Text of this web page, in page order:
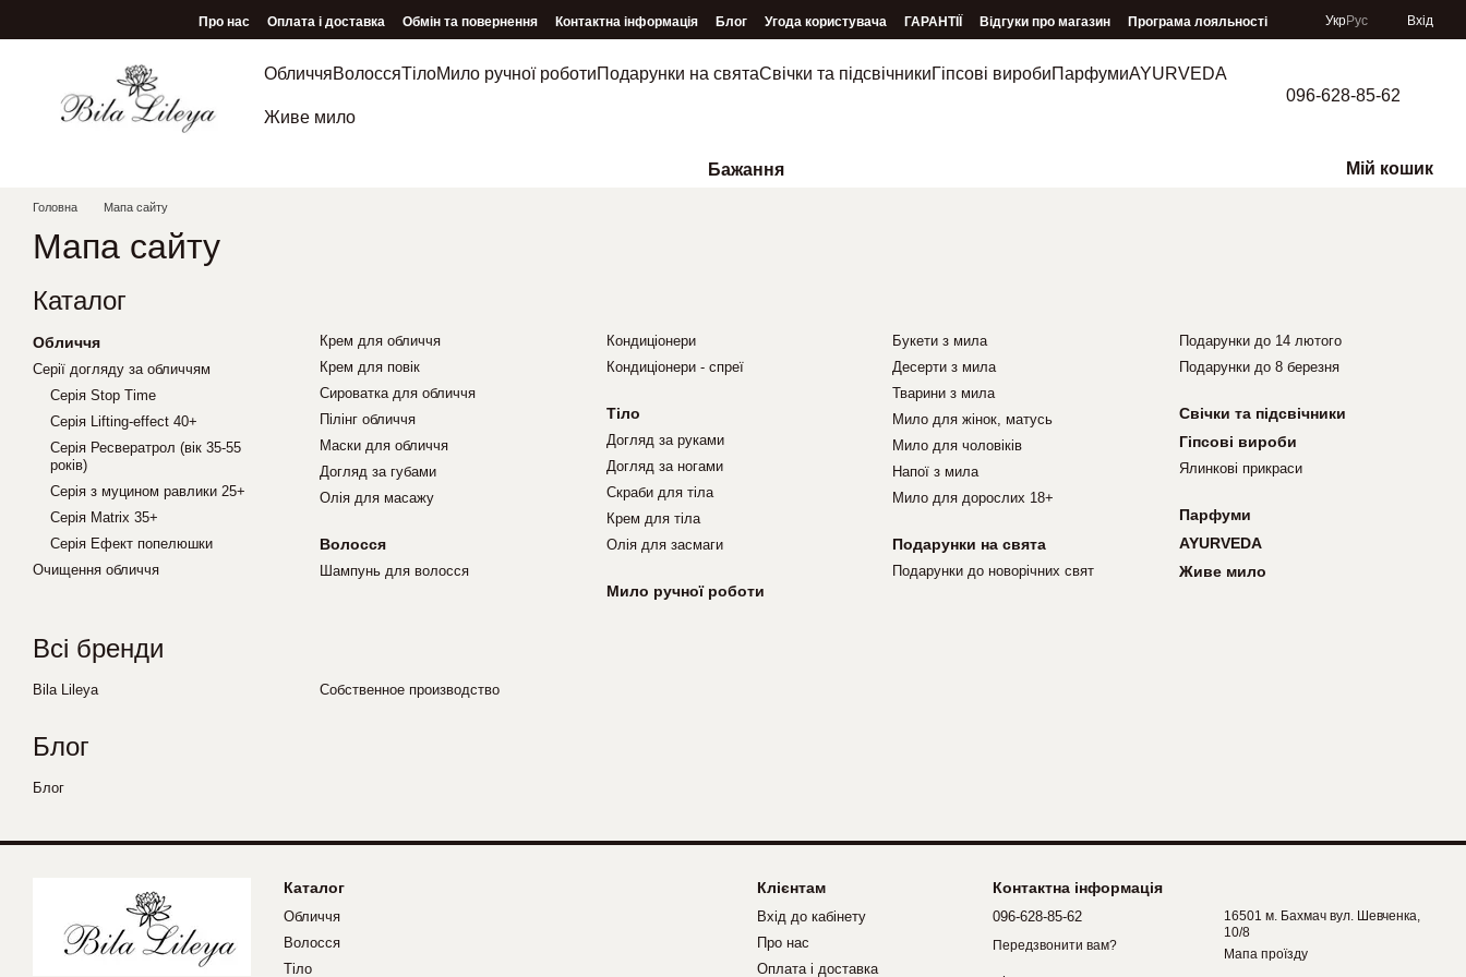
Перейти до основного контенту
Про нас Оплата і доставка Обмін та повернення Контактна інформація Блог Угода користувача ГАРАНТІЇ Відгуки про магазин Програма лояльності УкрРус Вхід
ОбличчяВолоссяТілоМило ручної роботиПодарунки на святаСвічки та підсвічникиГіпсові виробиПарфумиAYURVEDA
Живе мило
096-628-85-62
Бажання Мій кошик
Головна Мапа сайту
Мапа сайту
Каталог
Обличчя
Серії догляду за обличчям
Серія Stop Time
Серія Lifting-effect 40+
Серія Ресвератрол (вік 35-55
років)
Серія з муцином равлики 25+
Серія Matrix 35+
Серія Ефект попелюшки
Очищення обличчя
Крем для обличчя
Крем для повік
Сироватка для обличчя
Пілінг обличчя
Маски для обличчя
Догляд за губами
Олія для масажу
Волосся
Шампунь для волосся
Кондиціонери
Кондиціонери - спреї
Тіло
Догляд за руками
Догляд за ногами
Скраби для тіла
Крем для тіла
Олія для засмаги
Мило ручної роботи
Букети з мила
Десерти з мила
Тварини з мила
Мило для жінок, матусь
Мило для чоловіків
Напої з мила
Мило для дорослих 18+
Подарунки на свята
Подарунки до новорічних свят
Подарунки до 14 лютого
Подарунки до 8 березня
Свічки та підсвічники
Гіпсові вироби
Ялинкові прикраси
Парфуми
AYURVEDA
Живе мило
Всі бренди
Bila Lileya Собственное производство
Блог
Блог
Каталог
Обличчя
Волосся
Тіло
Клієнтам
Вхід до кабінету
Про нас
Оплата і доставка
Контактна інформація
096-628-85-62
Передзвонити вам?
16501 м. Бахмач вул. Шевченка,
10/8
Мапа проїзду